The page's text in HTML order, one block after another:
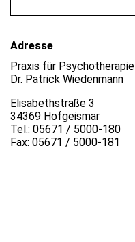
Adresse
Praxis für Psychotherapie
Dr. Patrick Wiedenmann
Elisabethstraße 3
34369 Hofgeismar
Tel.: 05671 / 5000-180
Fax: 05671 / 5000-181